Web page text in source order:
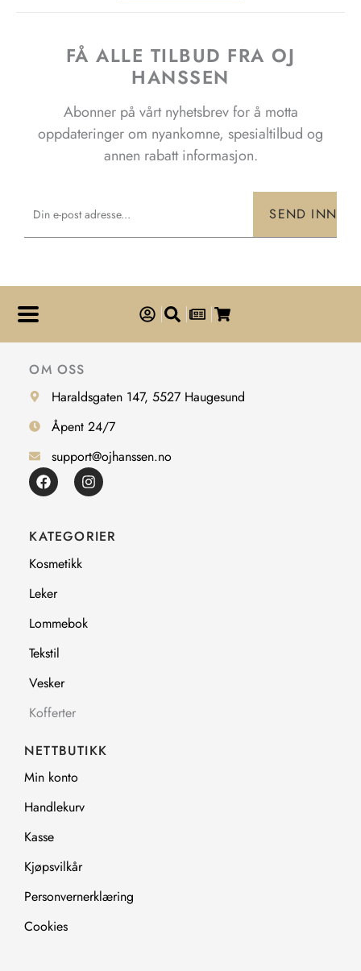
FÅ ALLE TILBUD FRA OJ
HANSSEN
Abonner på vårt nyhetsbrev for å motta
oppdateringer om nyankomne, spesialtilbud og
annen rabatt informasjon.
SEND INN
OM OSS
Haraldsgaten 147, 5527 Haugesund
Åpent 24/7
support@ojhanssen.no
F
a
c
b
o
o
k
I
n
s
a
g
KATEGORIER
Kosmetikk
Leker
Lommebok
Tekstil
Vesker
Kofferter
NETTBUTIKK
Min konto
Handlekurv
Kasse
Kjøpsvilkår
Personvernerklæring
Cookies